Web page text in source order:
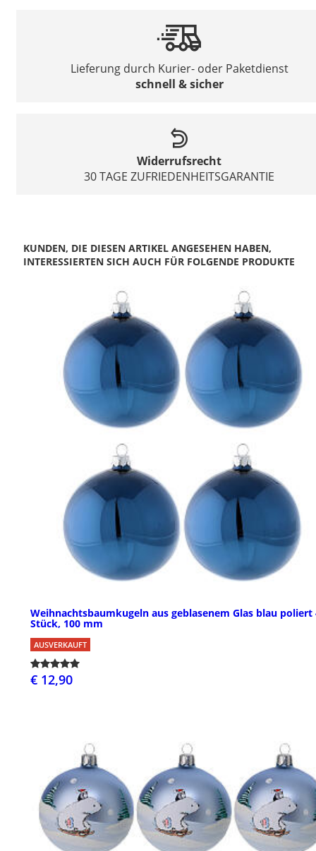
Lieferung durch Kurier- oder Paketdienst
schnell & sicher
Widerrufsrecht
30 TAGE ZUFRIEDENHEITSGARANTIE
KUNDEN, DIE DIESEN ARTIKEL ANGESEHEN HABEN,
INTERESSIERTEN SICH AUCH FÜR FOLGENDE PRODUKTE
Weihnachtsbaumkugeln aus geblasenem Glas blau poliert
Stück, 100 mm
AUSVERKAUFT
€ 12,90